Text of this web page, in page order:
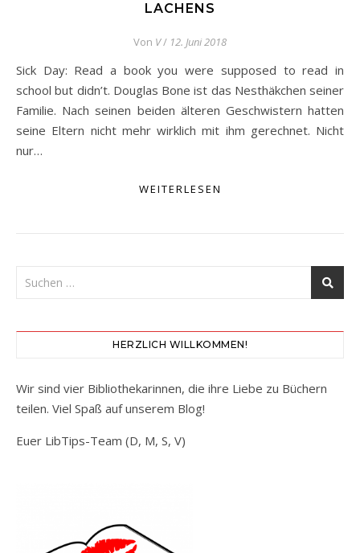
LACHENS
Von V/ 12. Juni 2018
Sick Day: Read a book you were supposed to read in
school but didn’t. Douglas Bone ist das Nesthäkchen seiner
Familie. Nach seinen beiden älteren Geschwistern hatten
seine Eltern nicht mehr wirklich mit ihm gerechnet. Nicht
nur…
WEITERLESEN
HERZLICH WILLKOMMEN!
Wir sind vier Bibliothekarinnen, die ihre Liebe zu Büchern
teilen. Viel Spaß auf unserem Blog!
Euer LibTips-Team (D, M, S, V)